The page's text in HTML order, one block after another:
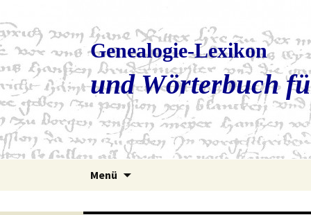
Genealogie-Lexikon
und Wörterbuch
Menü